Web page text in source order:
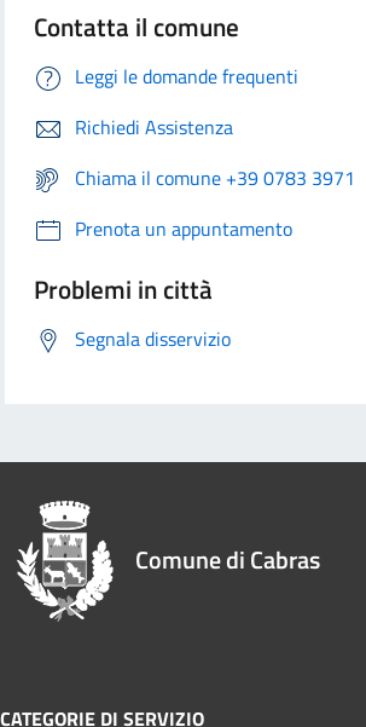
Contatta il comune
Leggi le domande frequenti
Richiedi Assistenza
Chiama il comune +39 0783 3971
Prenota un appuntamento
Problemi in città
Segnala disservizio
Comune di Cabras
CATEGORIE DI SERVIZIO